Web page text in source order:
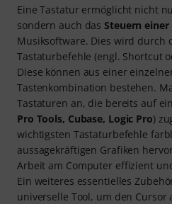
Eine Tastatur ermöglicht nicht
sondern auch dasSteuern einer
Musiksoftware. Dies wird durch
Tastaturbefehle (engl. Shortcut
Diese können aus einer
Tastenkombination bestehen.
Tastaturen an, die bereits auf
Pro Tools, Cubase, Logic Pro)
wichtigsten Tastaturbefehle
aussagekräftigen Grafiken
Arbeit am Computer effizient
Ein weiteres essentielles
universelle Tool, um den